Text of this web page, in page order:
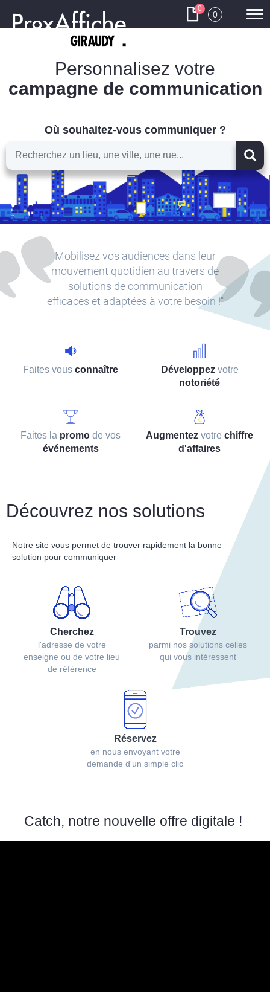
0
0
Personnalisez votre
campagne de communication
Où souhaitez-vous communiquer ?
Mobilisez vos audiences dans leur
mouvement quotidien au travers de
solutions de communication
efficaces et adaptées à votre besoin !"
Faites vous connaître Développezvotre
notoriété
Faites la promo de vos
événements
Augmentez votre chiffre
d'affaires
Découvrez nos solutions
Notre site vous permet de trouver rapidement la bonne
solution pour communiquer
Cherchez
l'adresse de votre
enseigne ou de votre lieu
de référence
Trouvez
parmi nos solutions celles
qui vous intéressent
Réservez
en nous envoyant votre
demande d'un simple clic
Catch, notre nouvelle offre digitale !